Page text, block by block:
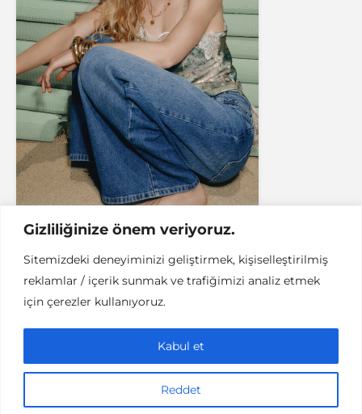
Gizliliğinize önem veriyoruz.
Sitemizdeki deneyiminizi geliştirmek, kişiselleştirilmiş
reklamlar / içerik sunmak ve trafiğimizi analiz etmek
için çerezler kullanıyoruz.
Reddet
Kabul et
This work is licensed under a
Commons Attribution-NonCommercial-NoDerivatives 4.0
International License